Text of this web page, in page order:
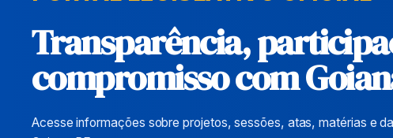
Transparência,
compromisso com
Acesse informações sobre projetos, sessões, atas, matérias e